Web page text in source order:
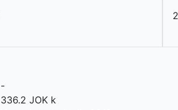
-
336.2 JOK k